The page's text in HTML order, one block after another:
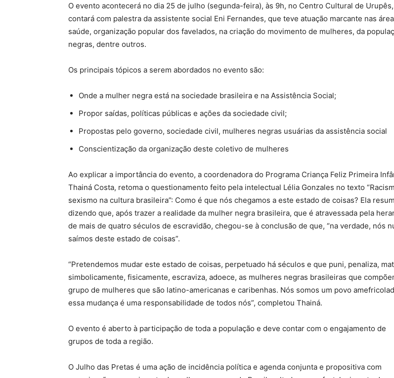
O evento acontecerá no dia 25 de julho (segunda-feira), às 9h, no Centro Cultural de
contará com palestra da assistente social Eni Fernandes, que teve atuação marcante nas
saúde, organização popular dos favelados, na criação do movimento de mulheres, da
negras, dentre outros.
Os principais tópicos a serem abordados no evento são:
Onde a mulher negra está na sociedade brasileira e na Assistência Social;
Propor saídas, políticas públicas e ações da sociedade civil;
Propostas pelo governo, sociedade civil, mulheres negras usuárias da assistência social
Conscientização da organização deste coletivo de mulheres
Ao explicar a importância do evento, a coordenadora do Programa Criança Feliz Primeira
Thainá Costa, retoma o questionamento feito pela intelectual Lélia Gonzales no texto
sexismo na cultura brasileira”: Como é que nós chegamos a este estado de coisas? Ela
dizendo que, após trazer a realidade da mulher negra brasileira, que é atravessada pela
de mais de quatro séculos de escravidão, chegou-se à conclusão de que, “na verdade, nós
saímos deste estado de coisas”.
“Pretendemos mudar este estado de coisas, perpetuado há séculos e que puni, penaliza,
simbolicamente, fisicamente, escraviza, adoece, as mulheres negras brasileiras que
grupo de mulheres que são latino-americanas e caribenhas. Nós somos um povo
essa mudança é uma responsabilidade de todos nós”, completou Thainá.
O evento é aberto à participação de toda a população e deve contar com o engajamento de
grupos de toda a região.
O Julho das Pretas é uma ação de incidência política e agenda conjunta e propositiva com